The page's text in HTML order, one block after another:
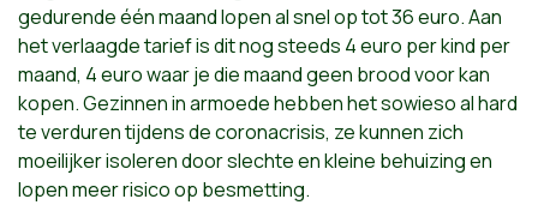
gedurende één maand lopen al snel op tot 36 euro. Aan
het verlaagde tarief is dit nog steeds 4 euro per kind per
maand, 4 euro waar je die maand geen brood voor kan
kopen. Gezinnen in armoede hebben het sowieso al hard
te verduren tijdens de coronacrisis, ze kunnen zich
moeilijker isoleren door slechte en kleine behuizing en
lopen meer risico op besmetting.